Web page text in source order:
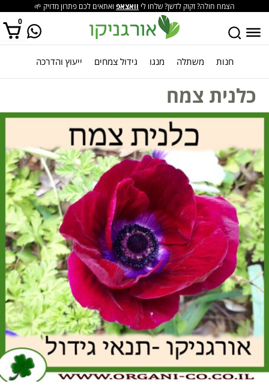
הצמח חולה? זקוק לדשן? שלחו לי וואצאפ ואתאים לכם פתרון מדויק 🌱
0
אין מוצרים בסל הקניות. חנות משתלה מנגו גידול צמחים ייעוץ והדרכה
כלנית צמח